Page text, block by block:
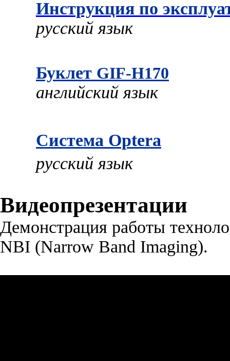
Инструкция по
русский язык
Буклет GIF-H170
английский язык
Система Optera
русский язык
Видеопрезентации
Демонстрация работы
NBI (Narrow Band Imaging).